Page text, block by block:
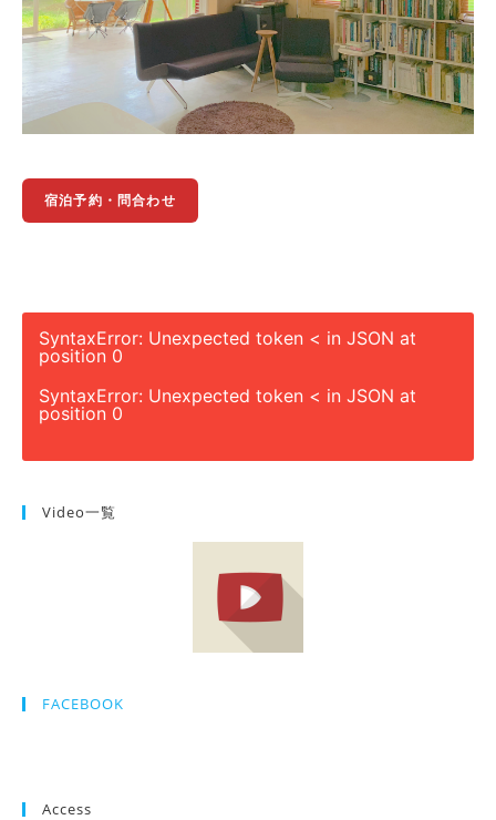
宿泊予約・問合わせ
SyntaxError: Unexpected token < in JSON at
position 0
SyntaxError: Unexpected token < in JSON at
position 0
Video一覧
FACEBOOK
Access